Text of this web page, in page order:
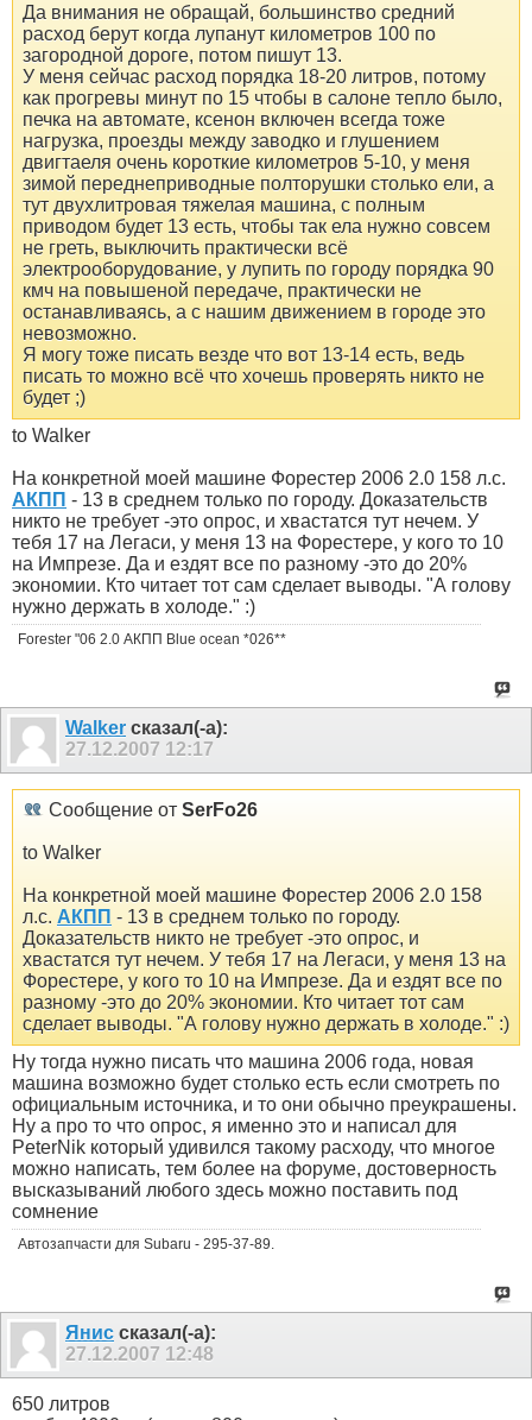
Да внимания не обращай, большинство средний
расход берут когда лупанут километров 100 по
загородной дороге, потом пишут 13.
У меня сейчас расход порядка 18-20 литров, потому
как прогревы минут по 15 чтобы в салоне тепло было,
печка на автомате, ксенон включен всегда тоже
нагрузка, проезды между заводко и глушением
двигтаеля очень короткие километров 5-10, у меня
зимой переднеприводные полторушки столько ели, а
тут двухлитровая тяжелая машина, с полным
приводом будет 13 есть, чтобы так ела нужно совсем
не греть, выключить практически всё
электрооборудование, у лупить по городу порядка 90
кмч на повышеной передаче, практически не
останавливаясь, а с нашим движением в городе это
невозможно.
Я могу тоже писать везде что вот 13-14 есть, ведь
писать то можно всё что хочешь проверять никто не
будет ;)
to Walker
На конкретной моей машине Форестер 2006 2.0 158 л.с.
АКПП - 13 в среднем только по городу. Доказательств
никто не требует -это опрос, и хвастатся тут нечем. У
тебя 17 на Легаси, у меня 13 на Форестере, у кого то 10
на Импрезе. Да и ездят все по разному -это до 20%
экономии. Кто читает тот сам сделает выводы. "А голову
нужно держать в холоде." :)
Forester "06 2.0 АКПП Blue ocean *026**
Walker сказал(-а):
27.12.2007 12:17
Сообщение от SerFo26
to Walker
На конкретной моей машине Форестер 2006 2.0 158
л.с. АКПП - 13 в среднем только по городу.
Доказательств никто не требует -это опрос, и
хвастатся тут нечем. У тебя 17 на Легаси, у меня 13 на
Форестере, у кого то 10 на Импрезе. Да и ездят все по
разному -это до 20% экономии. Кто читает тот сам
сделает выводы. "А голову нужно держать в холоде." :)
Ну тогда нужно писать что машина 2006 года, новая
машина возможно будет столько есть если смотреть по
официальным источника, и то они обычно преукрашены.
Ну а про то что опрос, я именно это и написал для
PeterNik который удивился такому расходу, что многое
можно написать, тем более на форуме, достоверность
высказываний любого здесь можно поставить под
сомнение
Автозапчасти для Subaru - 295-37-89.
Янис сказал(-а):
27.12.2007 12:48
650 литров